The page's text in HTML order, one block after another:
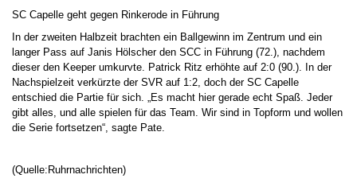
SC Capelle geht gegen Rinkerode in Führung
In der zweiten Halbzeit brachten ein Ballgewinn im Zentrum und ein
langer Pass auf Janis Hölscher den SCC in Führung (72.), nachdem
dieser den Keeper umkurvte. Patrick Ritz erhöhte auf 2:0 (90.). In der
Nachspielzeit verkürzte der SVR auf 1:2, doch der SC Capelle
entschied die Partie für sich. „Es macht hier gerade echt Spaß. Jeder
gibt alles, und alle spielen für das Team. Wir sind in Topform und wollen
die Serie fortsetzen“, sagte Pate.
(Quelle:Ruhrnachrichten)